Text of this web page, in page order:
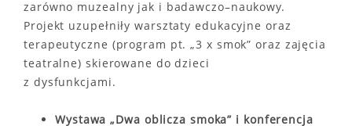
zarówno muzealny jak i badawczo–naukowy.
Projekt uzupełniły warsztaty edukacyjne oraz
terapeutyczne (program pt. „3 x smok” oraz zajęcia
teatralne) skierowane do dzieci
z dysfunkcjami.
Wystawa „Dwa oblicza smoka” i konferencja